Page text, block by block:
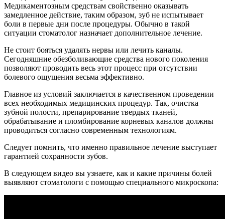
Медикаментозным средствам свойственно оказывать
замедленное действие, таким образом, зуб не испытывает
боли в первые дни после процедуры. Обычно в такой
ситуации стоматолог назначает дополнительное лечение.
Не стоит бояться удалять нервы или лечить каналы.
Сегодняшние обезболивающие средства нового поколения
позволяют проводить весь этот процесс при отсутствии
болевого ощущения весьма эффективно.
Главное из условий заключается в качественном проведении
всех необходимых медицинских процедур. Так, очистка
зубной полости, препарирование твердых тканей,
обрабатывание и пломбирование корневых каналов должны
проводиться согласно современным технологиям.
Следует помнить, что именно правильное лечение выступает
гарантией сохранности зубов.
В следующем видео вы узнаете, как и какие причины болей
выявляют стоматологи с помощью специального микроскопа: